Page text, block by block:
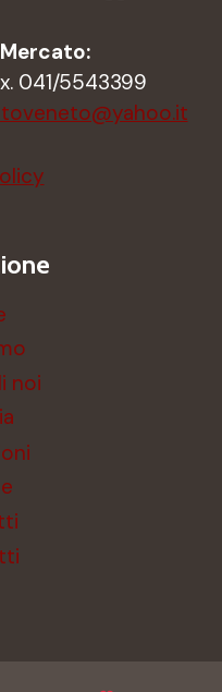
041/5543399
noi